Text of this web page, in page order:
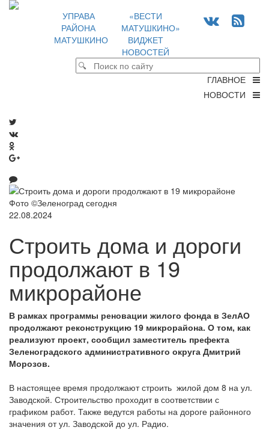
УПРАВА
РАЙОНА
МАТУШКИНО
«ВЕСТИ
МАТУШКИНО»
ВИДЖЕТ
НОВОСТЕЙ
ГЛАВНОЕ
НОВОСТИ
Фото ©Зеленоград сегодня
22.08.2024
Строить дома и дороги
продолжают в 19
микрорайоне
В рамках программы реновации жилого фонда в ЗелАО
продолжают реконструкцию 19 микрорайона. О том, как
реализуют проект, сообщил заместитель префекта
Зеленоградского административного округа Дмитрий
Морозов.
В настоящее время продолжают строить жилой дом 8 на ул.
Заводской. Строительство проходит в соответствии с
графиком работ. Также ведутся работы на дороге районного
значения от ул. Заводской до ул. Радио.